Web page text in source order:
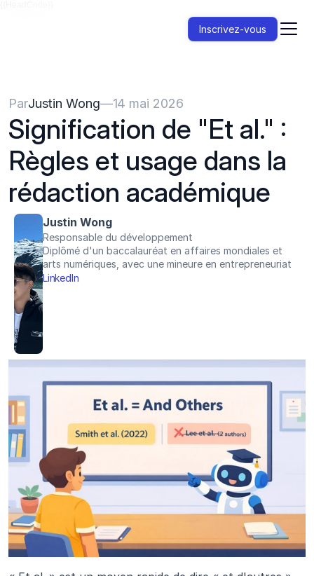
Inscrivez-vous
ParJustin Wong—14 mai 2026
Signification de "Et al." :
Règles et usage dans la
rédaction académique
Justin Wong
Responsable du développement
Diplômé d'un baccalauréat en affaires mondiales et
arts numériques, avec une mineure en entrepreneuriat
LinkedIn